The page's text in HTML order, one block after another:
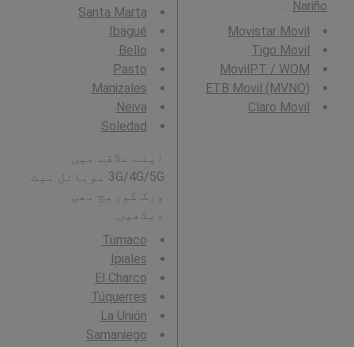
Nariño ۔
Movistar Movil
Tigo Movil
MovilPT / WOM
ETB Movil (MVNO)
Claro Movil
Santa Marta
Ibagué
Bello
Pasto
Manizales
Neiva
Soledad
اپنے علاقے میں
3G/4G/5G موبائل نیٹ
ورک کوریج بھی
دیکھیں:
Tumaco
Ipiales
El Charco
Túquerres
La Unión
Samaniego